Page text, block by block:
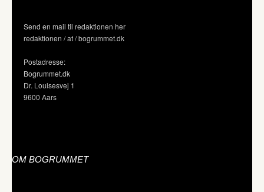
Send en mail til redaktionen her
redaktionen / at / bogrummet.dk
Postadresse:
Bogrummet.dk
Dr. Louisesvej 1
9600 Aars
OM BOGRUMMET